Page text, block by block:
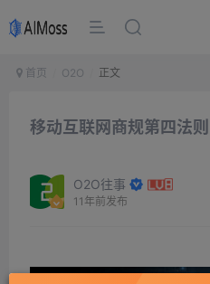
首页 O2O 正文
移动互联网商规第四法
O2O往事
11年前发布